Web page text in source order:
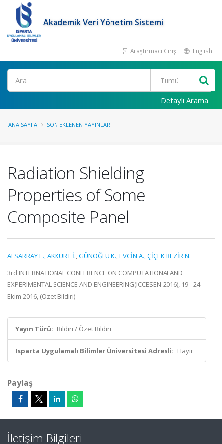
Akademik Veri Yönetim Sistemi
Araştırmacı Girişi English
Ara
Detaylı Arama
ANA SAYFA SON EKLENEN YAYINLAR
Radiation Shielding
Properties of Some
Composite Panel
ALSARRAY E.,AKKURT İ.,GÜNOĞLU K.,EVCİN A.,ÇİÇEK BEZİR N.
3rd INTERNATIONAL CONFERENCE ON COMPUTATIONALAND
EXPERIMENTAL SCIENCE AND ENGINEERING(ICCESEN-2016), 19 - 24
Ekim 2016, (Özet Bildiri)
Yayın Türü: Bildiri / Özet Bildiri
Isparta Uygulamalı Bilimler Üniversitesi Adresli: Hayır
Paylaş
İletişim Bilgileri